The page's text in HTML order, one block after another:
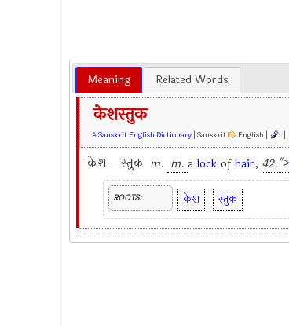
Meaning Related Words
केशस्तुक
A Sanskrit English Dictionary| Sanskrit English | |
केश—स्तुक m. m. a lock ofhair, 42.">
ROOTS: केश स्तुक